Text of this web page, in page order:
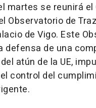
martes se reunirá el
Observatorio de
de Vigo. Este
defensa de una
atún de la UE,
control del